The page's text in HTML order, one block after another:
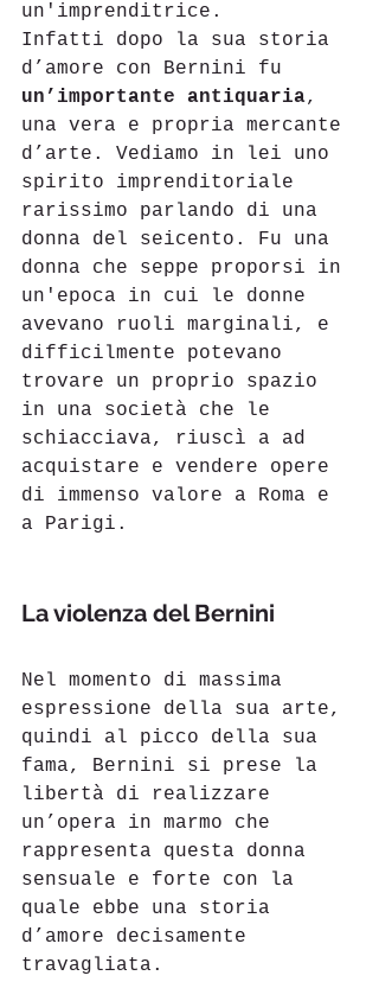
un'imprenditrice.
Infatti dopo la sua storia
d’amore con Bernini fu
un’importante antiquaria,
una vera e propria mercante
d’arte. Vediamo in lei uno
spirito imprenditoriale
rarissimo parlando di una
donna del seicento. Fu una
donna che seppe proporsi in
un'epoca in cui le donne
avevano ruoli marginali, e
difficilmente potevano
trovare un proprio spazio
in una società che le
schiacciava, riuscì a ad
acquistare e vendere opere
di immenso valore a Roma e
a Parigi.
La violenza del Bernini
Nel momento di massima
espressione della sua arte,
quindi al picco della sua
fama, Bernini si prese la
libertà di realizzare
un’opera in marmo che
rappresenta questa donna
sensuale e forte con la
quale ebbe una storia
d’amore decisamente
travagliata.